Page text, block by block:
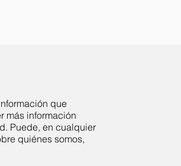
que
más información
Puede, en cualquier
quiénes somos,